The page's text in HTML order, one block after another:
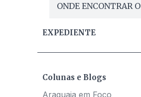
ONDE ENCONTRAR
EXPEDIENTE
Colunas e Blogs
Araguaia em Foco